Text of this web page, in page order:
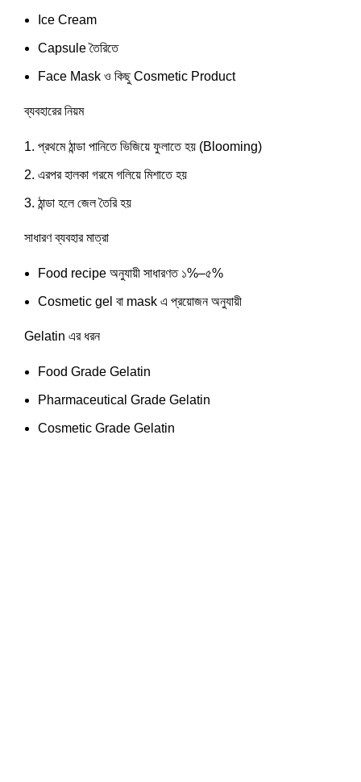
Ice Cream
Capsule তৈরিতে
Face Mask ও কিছু Cosmetic Product
ব্যবহারের নিয়ম
প্রথমে ঠান্ডা পানিতে ভিজিয়ে ফুলাতে হয় (Blooming)
এরপর হালকা গরমে গলিয়ে মিশাতে হয়
ঠান্ডা হলে জেল তৈরি হয়
সাধারণ ব্যবহার মাত্রা
Food recipe অনুযায়ী সাধারণত ১%–৫%
Cosmetic gel বা mask এ প্রয়োজন অনুযায়ী
Gelatin এর ধরন
Food Grade Gelatin
Pharmaceutical Grade Gelatin
Cosmetic Grade Gelatin